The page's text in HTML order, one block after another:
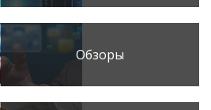
Обзоры